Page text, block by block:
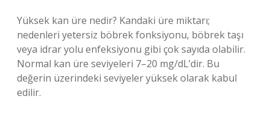
Yüksek kan üre nedir? Kandaki üre miktarı;
nedenleri yetersiz böbrek fonksiyonu, böbrek taşı
veya idrar yolu enfeksiyonu gibi çok sayıda olabilir.
Normal kan üre seviyeleri 7–20 mg/dL’dir. Bu
değerin üzerindeki seviyeler yüksek olarak kabul
edilir.